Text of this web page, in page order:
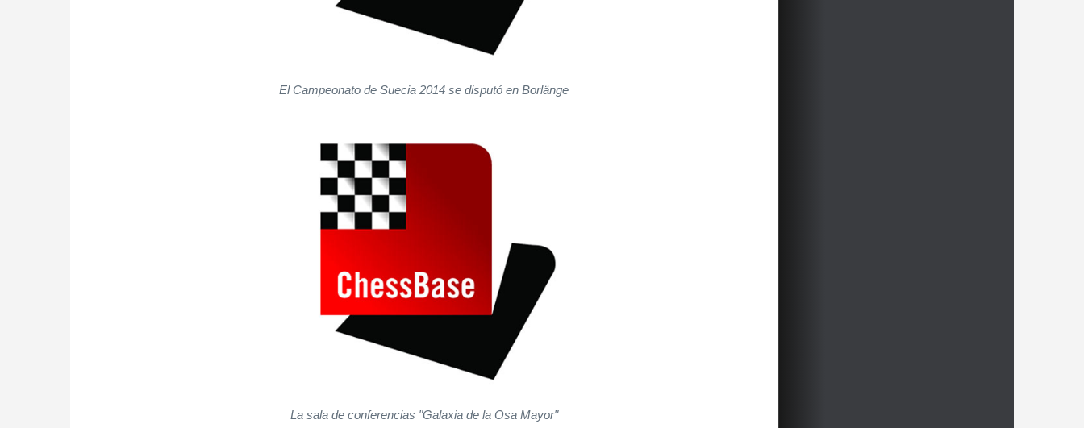
El Campeonato de Suecia 2014 se disputó en Borlänge
La sala de conferencias "Galaxia de la Osa Mayor"